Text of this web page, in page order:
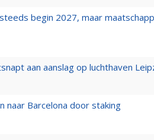
begin 2027, maar
aan aanslag op luchthaven
naar Barcelona door staking